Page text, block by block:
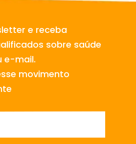
e receba
sobre saúde
e-mail.
movimento